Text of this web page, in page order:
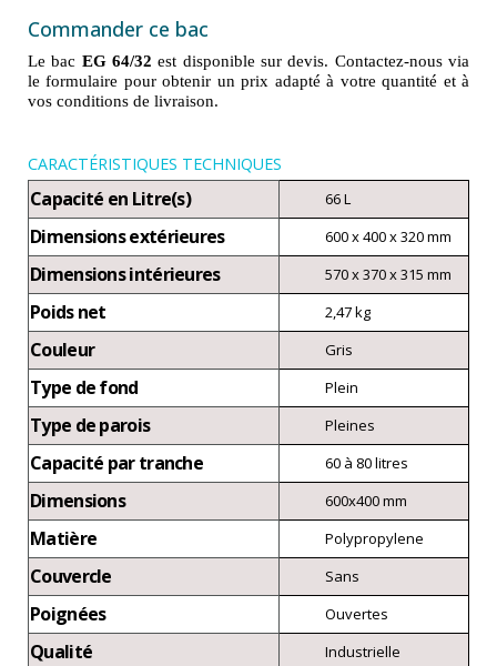
Commander ce bac
Le bac EG 64/32 est disponible sur devis. Contactez-nous via
le formulaire pour obtenir un prix adapté à votre quantité et à
vos conditions de livraison.
CARACTÉRISTIQUES TECHNIQUES
Capacité en Litre(s) 66 L
Dimensions extérieures 600 x 400 x 320 mm
Dimensions intérieures 570 x 370 x 315 mm
Poids net 2,47 kg
Couleur Gris
Type de fond Plein
Type de parois Pleines
Capacité par tranche 60 à 80 litres
Dimensions 600x400 mm
Matière Polypropylene
Couvercle Sans
Poignées Ouvertes
Qualité Industrielle